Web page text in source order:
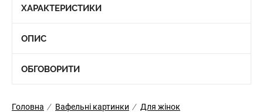
ХАРАКТЕРИСТИКИ
ОПИС
ОБГОВОРИТИ
Головна / Вафельні картинки / Для жінок